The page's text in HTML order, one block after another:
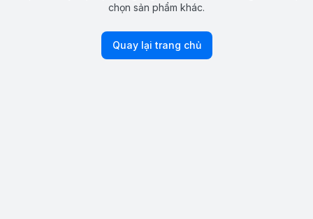
chọn sản phẩm khác.
Quay lại trang chủ